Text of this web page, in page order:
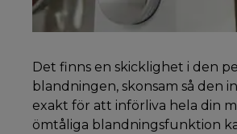
Det finns en skicklighet i den
blandningen, skonsam så den
exakt för att införliva hela din
ömtåliga blandningsfunktion